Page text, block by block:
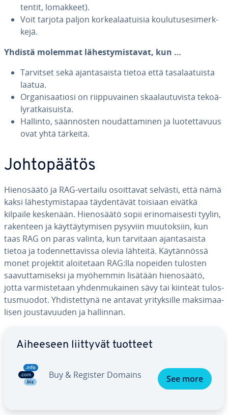
tentit, lomakkeet).
Voit tarjota paljon kor­kea­laa­tui­sia kou­lu­tuse­si­merk­
ke­jä.
Yhdistä molemmat lä­hes­ty­mis­ta­vat, kun …
Tarvitset sekä ajan­ta­sais­ta tietoa että ta­sa­laa­tuis­ta
laatua.
Or­ga­ni­saa­tio­si on riip­pu­vai­nen skaa­lau­tu­vis­ta te­ko­ä­
ly­rat­kai­suis­ta.
Hallinto, sään­nös­ten nou­dat­ta­mi­nen ja luo­tet­ta­vuus
ovat yhtä tärkeitä.
Joh­to­pää­tös
Hie­no­sää­tö ja RAG-vertailu osoit­ta­vat selvästi, että nämä
kaksi lä­hes­ty­mis­ta­paa täy­den­tä­vät toisiaan eivätkä
kilpaile keskenään. Hie­no­sää­tö sopii erin­omai­ses­ti tyylin,
rakenteen ja käyt­täy­ty­mi­sen pysyviin muu­tok­siin, kun
taas RAG on paras valinta, kun tarvitaan ajan­ta­sais­ta
tietoa ja to­den­net­ta­vis­sa olevia lähteitä. Käy­tän­nös­sä
monet projektit aloi­te­taan RAG:lla nopeiden tulosten
saa­vut­ta­mi­sek­si ja myöhemmin lisätään hie­no­sää­tö,
jotta var­mis­te­taan yh­den­mu­kai­nen sävy tai kiinteät tu­los­
tus­muo­dot. Yh­dis­tet­ty­nä ne antavat yri­tyk­sil­le mak­si­maa­
li­sen jous­ta­vuu­den ja hallinnan.
Aiheeseen liittyvät tuotteet
Buy & Register Domains See more